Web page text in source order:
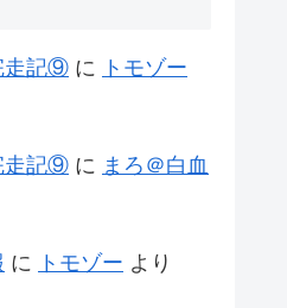
走記⑨ に
トモゾー
走記⑨ に まろ＠白血
に トモゾー より